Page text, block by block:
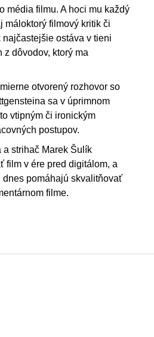
média filmu. A hoci mu každý
máloktorý filmový kritik či
ostáva v tieni
z dôvodov, ktorý ma
otvorený rozhovor so
sa v úprimnom
vtipným či ironickým
postupov.
a strihač Marek Šulík
film v ére pred digitálom, a
pomáhajú skvalitňovať
filme.